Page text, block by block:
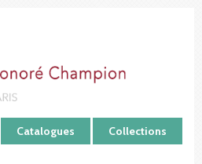
Catalogues Collections